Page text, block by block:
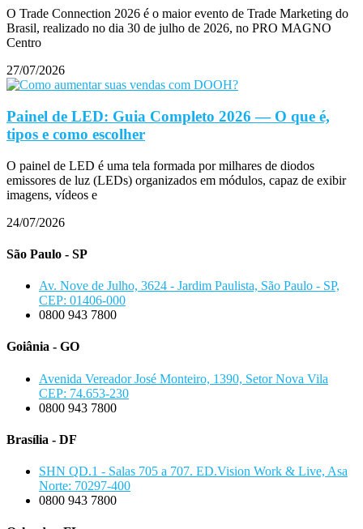
O Trade Connection 2026 é o maior evento de Trade Marketing do
Brasil, realizado no dia 30 de julho de 2026, no PRO MAGNO
Centro
27/07/2026
Painel de LED: Guia Completo 2026 — O que é,
tipos e como escolher
O painel de LED é uma tela formada por milhares de diodos
emissores de luz (LEDs) organizados em módulos, capaz de exibir
imagens, vídeos e
24/07/2026
São Paulo - SP
Av. Nove de Julho, 3624 - Jardim Paulista, São Paulo - SP,
CEP: 01406-000
0800 943 7800
Goiânia - GO
Avenida Vereador José Monteiro, 1390, Setor Nova Vila
CEP: 74.653-230
0800 943 7800
Brasília - DF
SHN QD.1 - Salas 705 a 707. ED.Vision Work & Live, Asa
Norte: 70297-400
0800 943 7800